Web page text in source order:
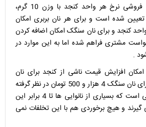
برای جلوگیری از گران فروشی نرخ هر واحد کنجد با وزن 10 گرم،
500 تومان تعیین شده است و برای هر نان بربری امکان
کنجد و برای نان سنگک امکان اضافه کردن
مشتری فراهم شده اما به این موارد در
.
افزایش قیمت ناشی از کنجد برای نان
بربری 3 هزار تومان و برای نان سنگک 4 هزار و 500 تومان در نظر گرفته
شده است،این در حالی است که بسیاری از نانوایی ها تا 4 برابر این
و هیچ برخوردی هم با این تخلفات نمی